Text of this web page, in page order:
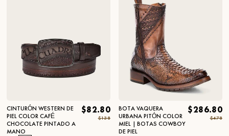
CINTURÓN WESTERN DE
PIEL COLOR CAFÉ
CHOCOLATE PINTADO A
MANO
$82.80
$138
BOTA VAQUERA
URBANA PITÓN COLOR
MIEL | BOTAS COWBOY
DE PIEL
$286.80
$478